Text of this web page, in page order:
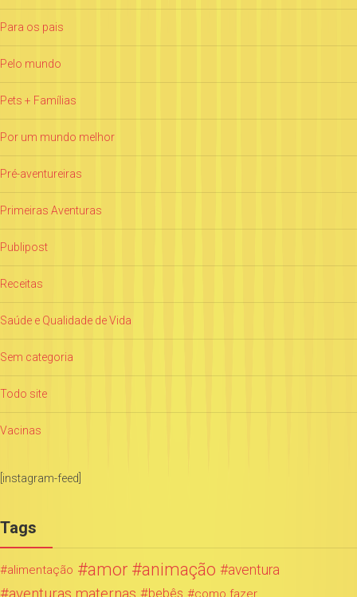
Para os pais
Pelo mundo
Pets + Famílias
Por um mundo melhor
Pré-aventureiras
Primeiras Aventuras
Publipost
Receitas
Saúde e Qualidade de Vida
Sem categoria
Todo site
Vacinas
[instagram-feed]
Tags
alimentação amor animação aventura
bebês como fazer